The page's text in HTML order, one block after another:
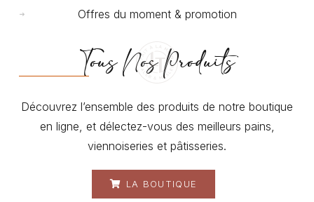
Offres du moment & promotion
Tous Nos Produits
Découvrez l’ensemble des produits de notre boutique
en ligne, et délectez-vous des meilleurs pains,
viennoiseries et pâtisseries.
LA BOUTIQUE